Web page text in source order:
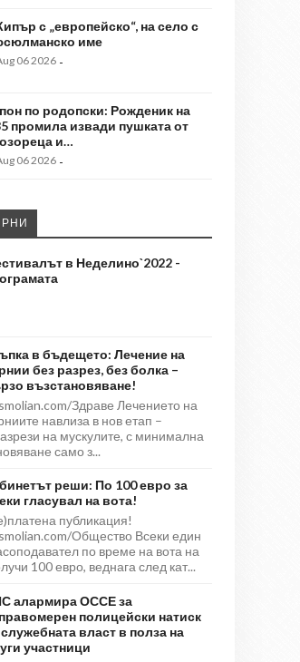
с „европейско“, на село с
име
06 2026 -
по родопски: Рожденик на
промила извади пушката от
и…
06 2026 -
в Неделино`2022 -
в бъдещето: Лечение на
без разрез, без болка –
възстановяване!
Здраве Лечението на
навлиза в нов етап –
на мускулите, с минимална
само з...
реши: По 100 евро за
гласувал на вота!
публикация!
Общество Всеки един
по време на вота на
100 евро, веднага след кат...
алармира ОССЕ за
полицейски натиск
власт в полза на
участници